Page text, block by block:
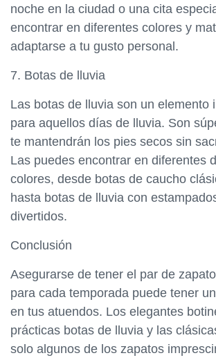
noche en la ciudad o una cita
encontrar en diferentes colores y
adaptarse a tu gusto personal.
7. Botas de lluvia
Las botas de lluvia son un elemento
para aquellos días de lluvia. Son
te mantendrán los pies secos sin
Las puedes encontrar en diferentes
colores, desde botas de caucho
hasta botas de lluvia con
divertidos.
Conclusión
Asegurarse de tener el par de
para cada temporada puede tener
en tus atuendos. Los elegantes
prácticas botas de lluvia y las
solo algunos de los zapatos